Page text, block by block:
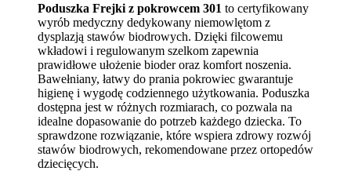
Poduszka Frejki z pokrowcem 301 to certyfikowany
wyrób medyczny dedykowany niemowlętom z
dysplazją stawów biodrowych. Dzięki filcowemu
wkładowi i regulowanym szelkom zapewnia
prawidłowe ułożenie bioder oraz komfort noszenia.
Bawełniany, łatwy do prania pokrowiec gwarantuje
higienę i wygodę codziennego użytkowania. Poduszka
dostępna jest w różnych rozmiarach, co pozwala na
idealne dopasowanie do potrzeb każdego dziecka. To
sprawdzone rozwiązanie, które wspiera zdrowy rozwój
stawów biodrowych, rekomendowane przez ortopedów
dziecięcych.